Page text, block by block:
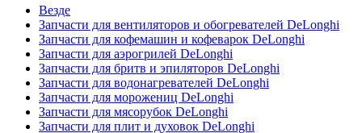
Везде
Запчасти для вентиляторов и обогревателей DeLonghi
Запчасти для кофемашин и кофеварок DeLonghi
Запчасти для аэрогрилей DeLonghi
Запчасти для бритв и эпиляторов DeLonghi
Запчасти для водонагревателей DeLonghi
Запчасти для морожениц DeLonghi
Запчасти для мясорубок DeLonghi
Запчасти для плит и духовок DeLonghi